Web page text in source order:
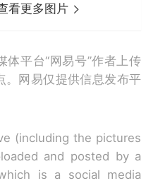
看更多图片
平台“网易号”作者上传
。网易仅提供信息发布平
(including the pictures
and posted by a
is a social media